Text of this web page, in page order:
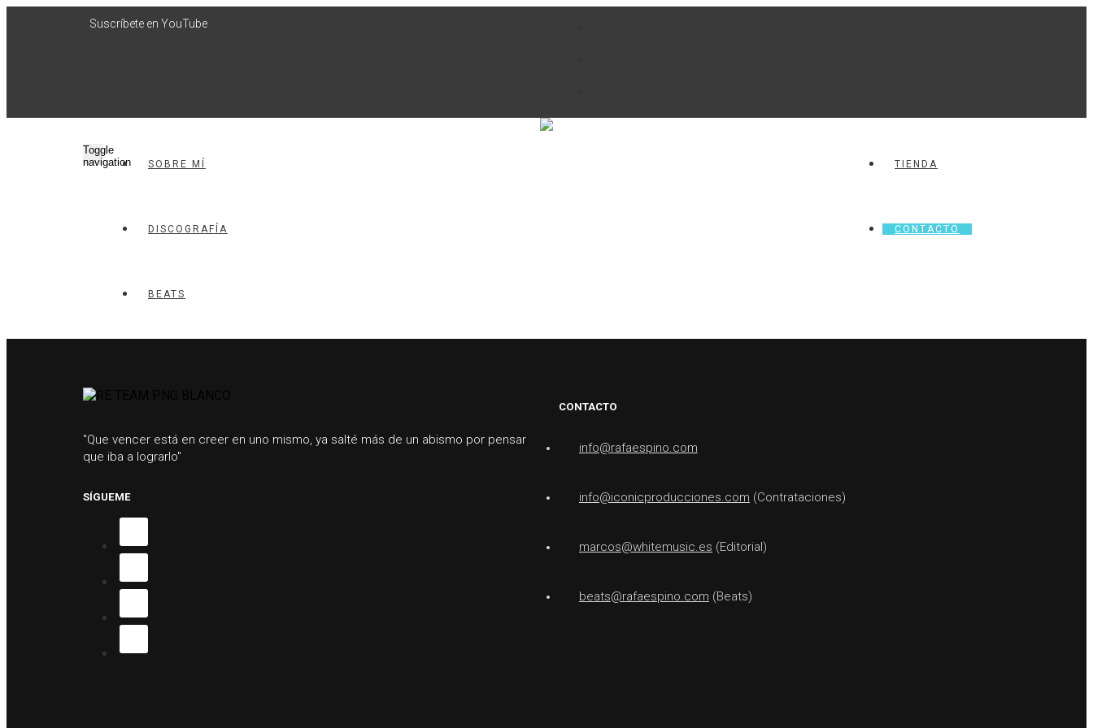
Suscríbete en YouTube
Toggle
navigation
SOBRE MÍ
DISCOGRAFÍA
BEATS
TIENDA
CONTACTO
"Que vencer está en creer en uno mismo, ya salté más de un abismo por pensar
que iba a lograrlo"
SÍGUEME
CONTACTO
info@rafaespino.com
info@iconicproducciones.com (Contrataciones)
marcos@whitemusic.es (Editorial)
beats@rafaespino.com (Beats)